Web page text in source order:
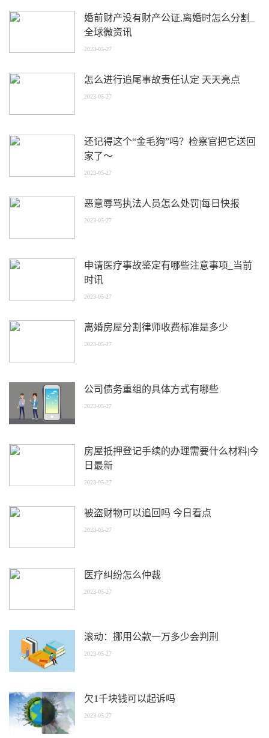
婚前财产没有财产公证,离婚时怎么分割_
全球微资讯
2023-05-27
怎么进行追尾事故责任认定 天天亮点
2023-05-27
还记得这个“金毛狗”吗？检察官把它送回
家了～
2023-05-27
恶意辱骂执法人员怎么处罚|每日快报
2023-05-27
申请医疗事故鉴定有哪些注意事项_当前
时讯
2023-05-27
离婚房屋分割律师收费标准是多少
2023-05-27
公司债务重组的具体方式有哪些
2023-05-27
房屋抵押登记手续的办理需要什么材料|今
日最新
2023-05-27
被盗财物可以追回吗 今日看点
2023-05-27
医疗纠纷怎么仲裁
2023-05-27
滚动：挪用公款一万多少会判刑
2023-05-27
欠1千块钱可以起诉吗
2023-05-27